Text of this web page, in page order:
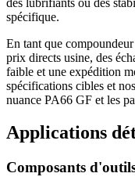
spécifique.
En tant que
prix directs usine, des
faible et une expédition
spécifications cibles et
nuance PA66 GF et les
Applications
Composants